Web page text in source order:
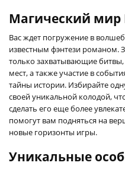
Магический мир
Вас ждет погружение в
известным фэнтези романом.
только захватывающие
мест, а также участие в
тайны истории. Избирайте
своей уникальной колодой,
сделать его еще более
помогут вам подняться на
новые горизонты игры.
Уникальные